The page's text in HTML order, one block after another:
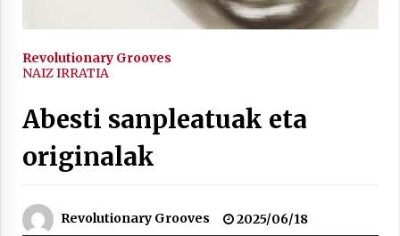
eta ondoren zer?
2021/11/12
Arrosaren IX. Topaketak – Mila
Revolutionary Grooves
NAIZ IRRATIA
Abesti sanpleatuak eta
originalak
Revolutionary Grooves
2025/06/18